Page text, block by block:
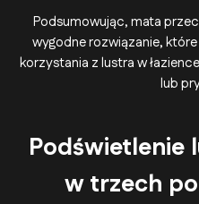
Podsumowując, mata
wygodne rozwiązanie,
korzystania z lustra w
lub
Podświetlenie
w trzech